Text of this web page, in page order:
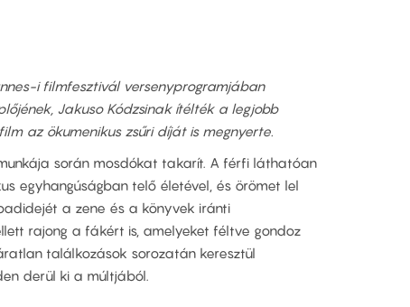
i filmfesztivál versenyprogramjában
Jakuso Kódzsinak ítélték a legjobb
az ökumenikus zsűri díját is megnyerte.
során mosdókat takarít. A férfi láthatóan
egyhangúságban telő életével, és örömet lel
a zene és a könyvek iránti
rajong a fákért is, amelyeket féltve gondoz
találkozások sorozatán keresztül
derül ki a múltjából.